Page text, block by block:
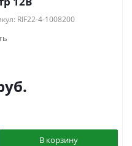
RIF22-4-1008200
В корзину